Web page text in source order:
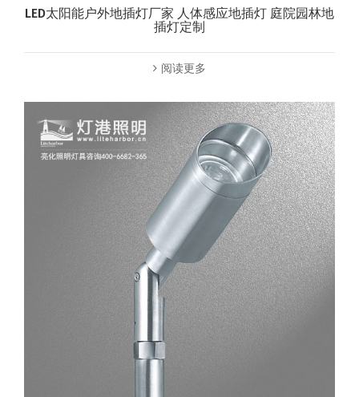
LED太阳能户外地插灯厂家 人体感应地插灯 庭院园林地
插灯定制
阅读更多